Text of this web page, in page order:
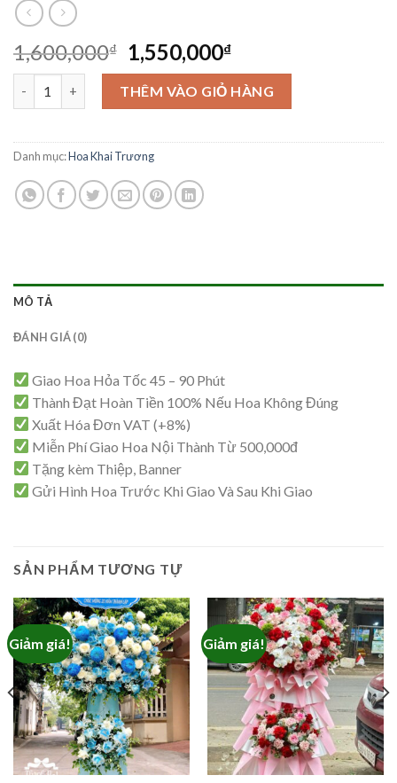
1,600,000₫
Giá
gốc
là:
1,600,000₫.
1,550,000₫Giá
hiện
tại
là:
1,550,000₫.
Kệ Hoa Khai Trương - KT56 số lượng
THÊM VÀO GIỎ HÀNG
Danh mục:Hoa Khai Trương
MÔ TẢ
ĐÁNH GIÁ (0)
Giao Hoa Hỏa Tốc 45 – 90 Phút
Thành Đạt Hoàn Tiền 100% Nếu Hoa Không Đúng
Xuất Hóa Đơn VAT (+8%)
Miễn Phí Giao Hoa Nội Thành Từ 500,000đ
Tặng kèm Thiệp, Banner
Gửi Hình Hoa Trước Khi Giao Và Sau Khi Giao
SẢN PHẨM TƯƠNG TỰ
Giảm giá! Giảm giá!